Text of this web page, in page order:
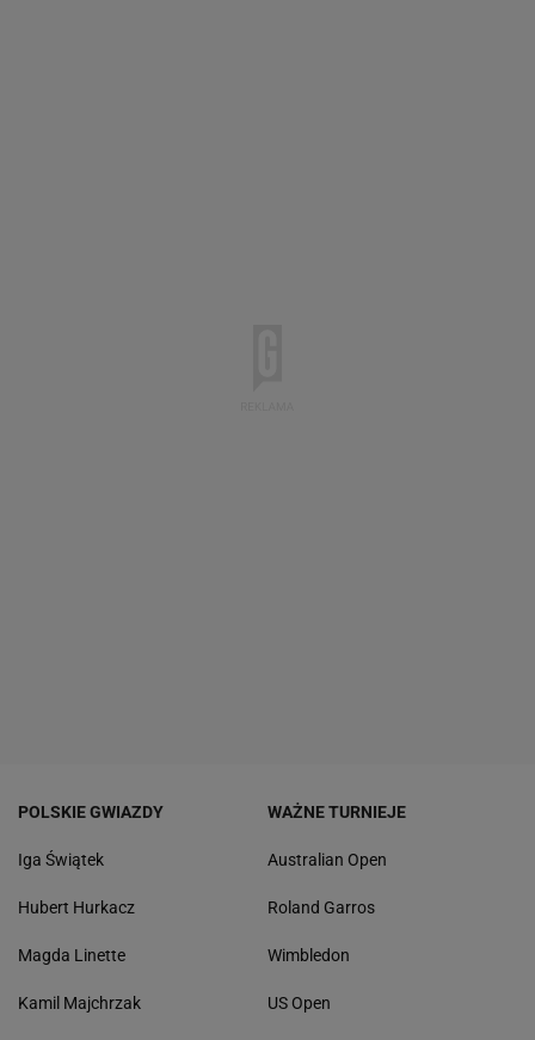
POLSKIE GWIAZDY
Iga Świątek
Hubert Hurkacz
Magda Linette
Kamil Majchrzak
WAŻNE TURNIEJE
Australian Open
Roland Garros
Wimbledon
US Open